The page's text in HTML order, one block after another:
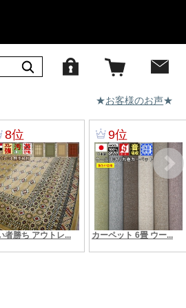
★お客様のお声★